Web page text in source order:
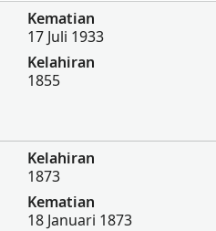
Kematian
17 Juli 1933
Kelahiran
1855
Kelahiran
1873
Kematian
18 Januari 1873